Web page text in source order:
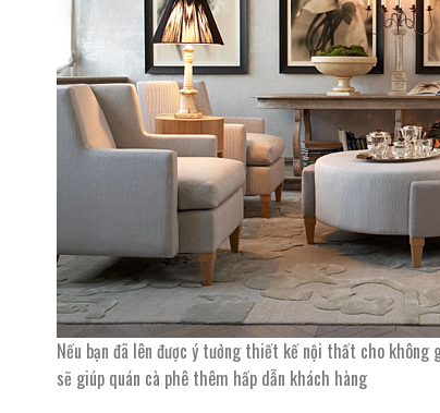
Nếu bạn đã lên được ý tưởng thiết kế nội thất cho
sẽ giúp quán cà phê thêm hấp dẫn khách hàng